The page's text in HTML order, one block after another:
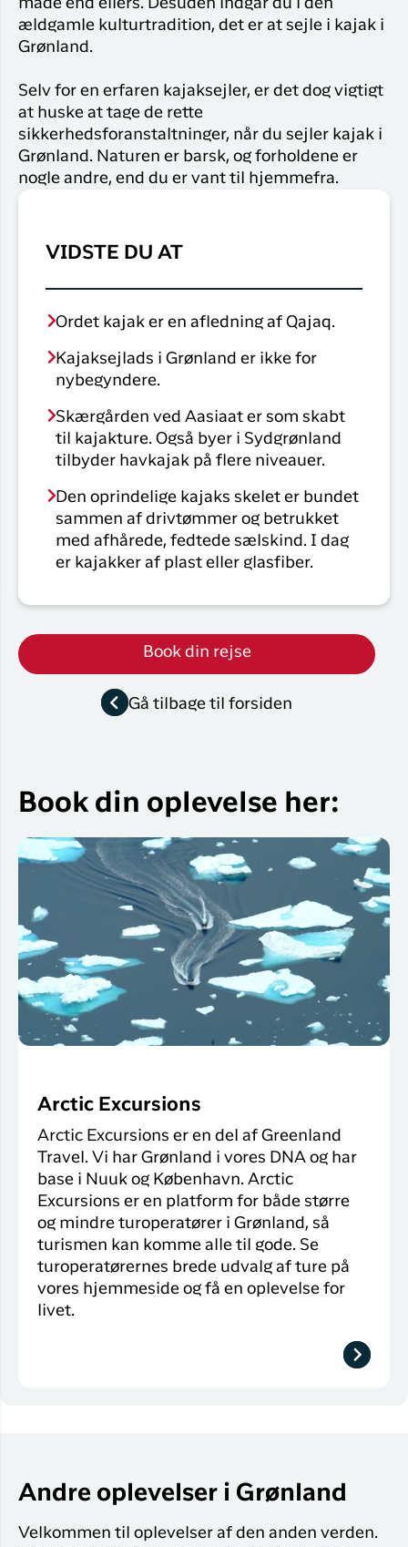
måde end ellers. Desuden indgår du i den
ældgamle kulturtradition, det er at sejle i kajak i
Grønland.
Selv for en erfaren kajaksejler, er det dog vigtigt
at huske at tage de rette
sikkerhedsforanstaltninger, når du sejler kajak i
Grønland. Naturen er barsk, og forholdene er
nogle andre, end du er vant til hjemmefra.
VIDSTE DU AT
Ordet kajak er en afledning af Qajaq.
Kajaksejlads i Grønland er ikke for
nybegyndere.
Skærgården ved Aasiaat er som skabt
til kajakture. Også byer i Sydgrønland
tilbyder havkajak på flere niveauer.
Den oprindelige kajaks skelet er bundet
sammen af drivtømmer og betrukket
med afhårede, fedtede sælskind. I dag
er kajakker af plast eller glasfiber.
Gå tilbage til forsiden
Book din rejse
Book din oplevelse her:
Arctic Excursions
Arctic Excursions er en del af Greenland
Travel. Vi har Grønland i vores DNA og har
base i Nuuk og København. Arctic
Excursions er en platform for både større
og mindre turoperatører i Grønland, så
turismen kan komme alle til gode. Se
turoperatørernes brede udvalg af ture på
vores hjemmeside og få en oplevelse for
livet.
Andre oplevelser i Grønland
Velkommen til oplevelser af den anden verden.